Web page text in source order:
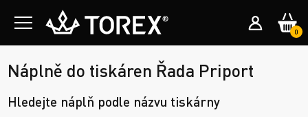
0
Náplně do tiskáren Řada Priport
Hledejte náplň podle názvu tiskárny